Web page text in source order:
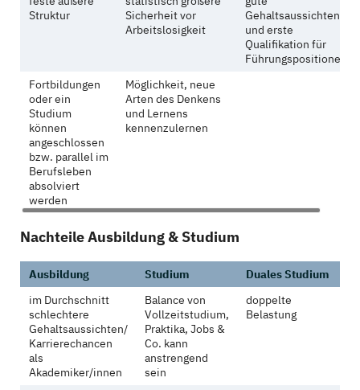
Struktur
Sicherheit vor
Arbeitslosigkeit
Gehaltsaussichten
und erste
Qualifikation für
Führungspositionen
Fortbildungen
oder ein
Studium
können
angeschlossen
bzw. parallel im
Berufsleben
absolviert
werden
Möglichkeit, neue
Arten des Denkens
und Lernens
kennenzulernen
Nachteile Ausbildung & Studium
Ausbildung Studium
Duales Studium
im Durchschnitt
schlechtere
Gehaltsaussichten/
Karrierechancen
als
Akademiker/innen
Balance von
Vollzeitstudium,
Praktika, Jobs &
Co. kann
anstrengend
sein
doppelte
Belastung